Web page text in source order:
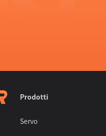
Prodotti
Servo